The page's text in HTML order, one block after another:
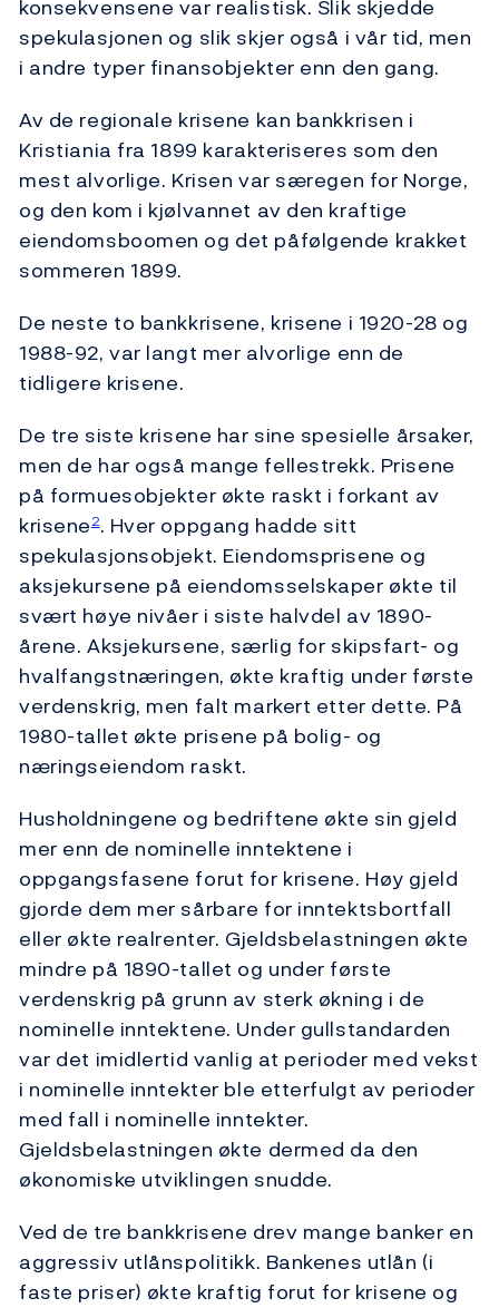
konsekvensene var realistisk. Slik skjedde
spekulasjonen og slik skjer også i vår tid, men
i andre typer finansobjekter enn den gang.
Av de regionale krisene kan bankkrisen i
Kristiania fra 1899 karakteriseres som den
mest alvorlige. Krisen var særegen for Norge,
og den kom i kjølvannet av den kraftige
eiendomsboomen og det påfølgende krakket
sommeren 1899.
De neste to bankkrisene, krisene i 1920-28 og
1988-92, var langt mer alvorlige enn de
tidligere krisene.
De tre siste krisene har sine spesielle årsaker,
men de har også mange fellestrekk. Prisene
på formuesobjekter økte raskt i forkant av
krisene2. Hver oppgang hadde sitt
spekulasjonsobjekt. Eiendomsprisene og
aksjekursene på eiendomsselskaper økte til
svært høye nivåer i siste halvdel av 1890-
årene. Aksjekursene, særlig for skipsfart- og
hvalfangstnæringen, økte kraftig under første
verdenskrig, men falt markert etter dette. På
1980-tallet økte prisene på bolig- og
næringseiendom raskt.
Husholdningene og bedriftene økte sin gjeld
mer enn de nominelle inntektene i
oppgangsfasene forut for krisene. Høy gjeld
gjorde dem mer sårbare for inntektsbortfall
eller økte realrenter. Gjeldsbelastningen økte
mindre på 1890-tallet og under første
verdenskrig på grunn av sterk økning i de
nominelle inntektene. Under gullstandarden
var det imidlertid vanlig at perioder med vekst
i nominelle inntekter ble etterfulgt av perioder
med fall i nominelle inntekter.
Gjeldsbelastningen økte dermed da den
økonomiske utviklingen snudde.
Ved de tre bankkrisene drev mange banker en
aggressiv utlånspolitikk. Bankenes utlån (i
faste priser) økte kraftig forut for krisene og